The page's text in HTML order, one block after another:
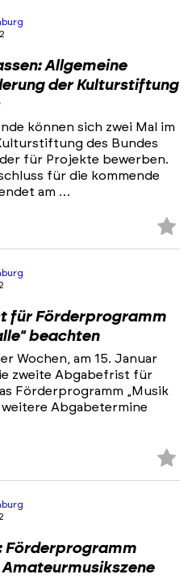
Allgemeine
der Kulturstiftung
können sich zwei Mal im
des Bundes
für Projekte bewerben.
für die kommende
am …
für Förderprogramm
beachten
Wochen, am 15. Januar
zweite Abgabefrist für
Förderprogramm „Musik
weitere Abgabetermine
Förderprogramm
Amateurmusikszene